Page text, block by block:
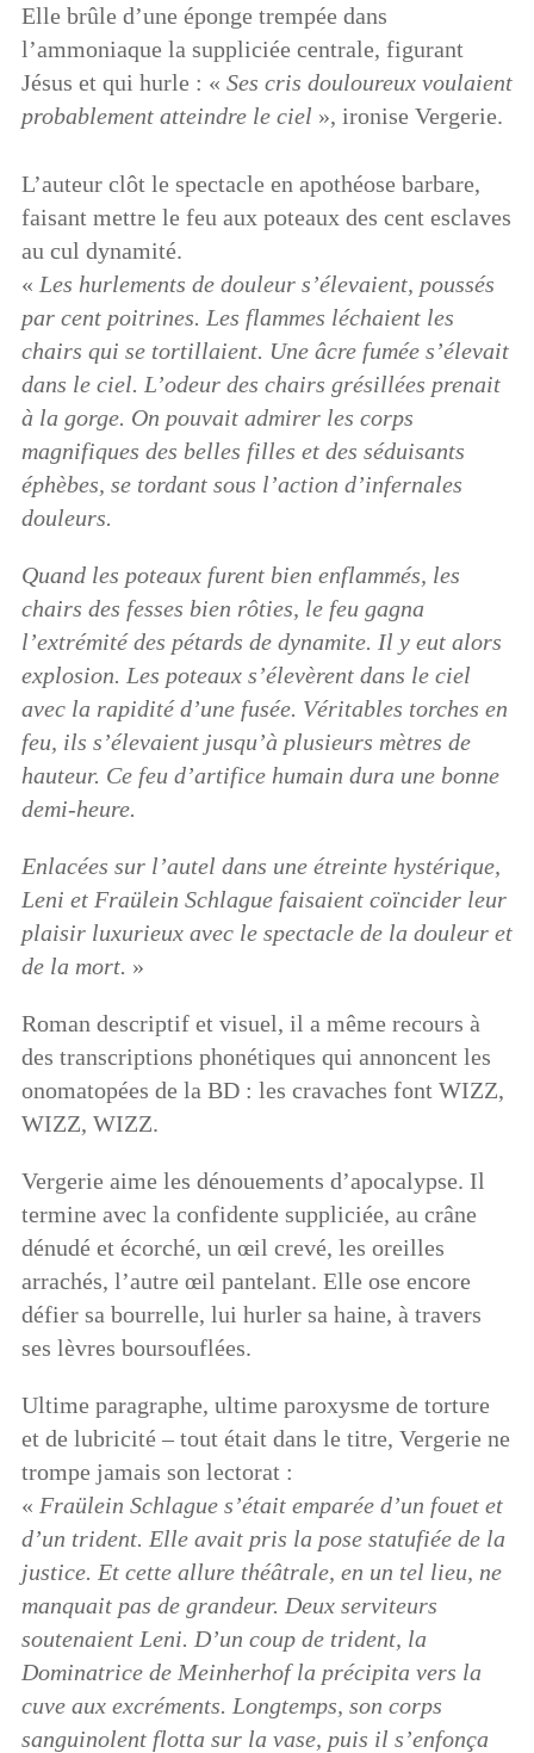
Elle brûle d’une éponge trempée dans
l’ammoniaque la suppliciée centrale, figurant
Jésus et qui hurle : « Ses cris douloureux voulaient
probablement atteindre le ciel », ironise Vergerie.
L’auteur clôt le spectacle en apothéose barbare,
faisant mettre le feu aux poteaux des cent esclaves
au cul dynamité.
« Les hurlements de douleur s’élevaient, poussés
par cent poitrines. Les flammes léchaient les
chairs qui se tortillaient. Une âcre fumée s’élevait
dans le ciel. L’odeur des chairs grésillées prenait
à la gorge. On pouvait admirer les corps
magnifiques des belles filles et des séduisants
éphèbes, se tordant sous l’action d’infernales
douleurs.
Quand les poteaux furent bien enflammés, les
chairs des fesses bien rôties, le feu gagna
l’extrémité des pétards de dynamite. Il y eut alors
explosion. Les poteaux s’élevèrent dans le ciel
avec la rapidité d’une fusée. Véritables torches en
feu, ils s’élevaient jusqu’à plusieurs mètres de
hauteur. Ce feu d’artifice humain dura une bonne
demi-heure.
Enlacées sur l’autel dans une étreinte hystérique,
Leni et Fraülein Schlague faisaient coïncider leur
plaisir luxurieux avec le spectacle de la douleur et
de la mort. »
Roman descriptif et visuel, il a même recours à
des transcriptions phonétiques qui annoncent les
onomatopées de la BD : les cravaches font WIZZ,
WIZZ, WIZZ.
Vergerie aime les dénouements d’apocalypse. Il
termine avec la confidente suppliciée, au crâne
dénudé et écorché, un œil crevé, les oreilles
arrachés, l’autre œil pantelant. Elle ose encore
défier sa bourrelle, lui hurler sa haine, à travers
ses lèvres boursouflées.
Ultime paragraphe, ultime paroxysme de torture
et de lubricité – tout était dans le titre, Vergerie ne
trompe jamais son lectorat :
« Fraülein Schlague s’était emparée d’un fouet et
d’un trident. Elle avait pris la pose statufiée de la
justice. Et cette allure théâtrale, en un tel lieu, ne
manquait pas de grandeur. Deux serviteurs
soutenaient Leni. D’un coup de trident, la
Dominatrice de Meinherhof la précipita vers la
cuve aux excréments. Longtemps, son corps
sanguinolent flotta sur la vase, puis il s’enfonça